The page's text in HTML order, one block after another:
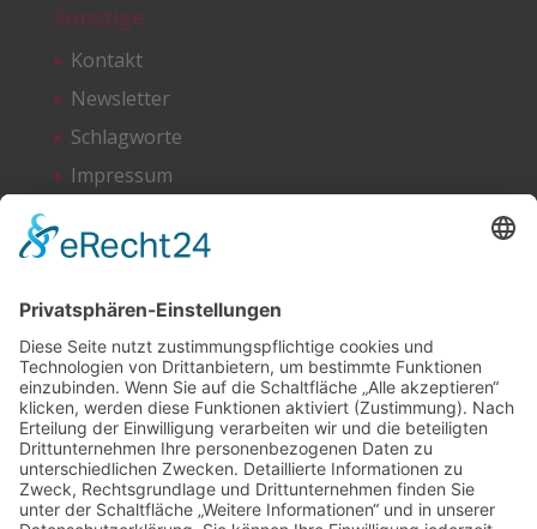
Sonstige
Kontakt
Newsletter
Schlagworte
Impressum
Netzwerken
Bluesky
Facebook
Instagram
LinkedIn
Mastodon